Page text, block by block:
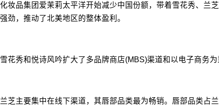
化妆品集团爱茉莉太平洋开始减少中国份额，带着雪花秀、兰
强劲，推动了北美地区的整体盈利。
雪花秀和悦诗风吟扩大了多品牌商店(MBS)渠道和以电子商务
兰芝主要集中在线下渠道，其唇部品类最为畅销。唇部品类占